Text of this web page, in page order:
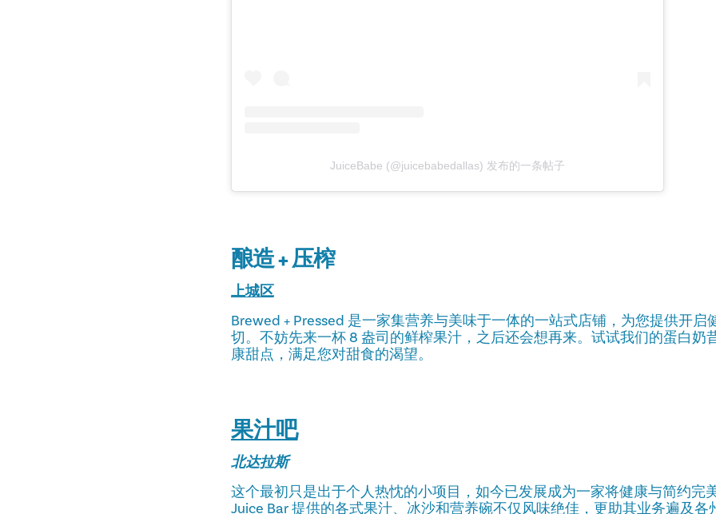
JuiceBabe (@juicebabedallas) 发布的一条帖子
酿造 + 压榨
上城区
Brewed + Pressed 是一家集营养与美味于一体的一站式店铺，为您提供开启
切。不妨先来一杯 8 盎司的鲜榨果汁，之后还会想再来。试试我们的蛋白奶
康甜点，满足您对甜食的渴望。
果汁吧
北达拉斯
这个最初只是出于个人热忱的小项目，如今已发展成为一家将健康与简约完
Juice Bar 提供的各式果汁、冰沙和营养碗不仅风味绝佳，更助其业务遍及各